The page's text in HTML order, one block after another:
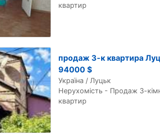
квартир
продаж 3-к квартира
94000 $
Україна / Луцьк
Нерухомість - Продаж 3-
квартир